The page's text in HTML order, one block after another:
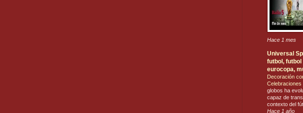
Hace 1 mes
Universal
futbol, futbol
eurocopa,
Decoración
globos ha
capaz de
contexto del
Hace 1 año